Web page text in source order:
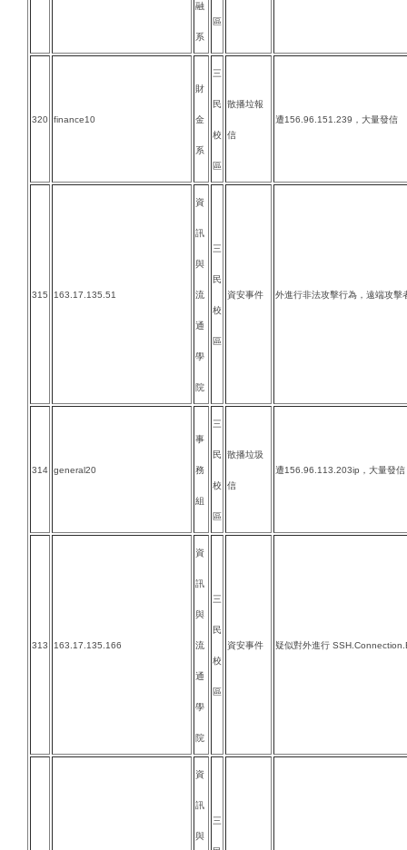
融
系
區
320 finance10
財
金
系
三
民
校
區
散播垃報
信
遭156.96.151.239，大量發信
315 163.17.135.51
資
訊
與
流
通
學
院
三
民
校
區
資安事件 外進行非法攻擊行為，遠端攻擊
314 general20
事
務
組
三
民
校
區
散播垃圾
信
遭156.96.113.203ip，大量發信
313 163.17.135.166
資
訊
與
流
通
學
院
三
民
校
區
資安事件 疑似對外進行
資
訊
與
三